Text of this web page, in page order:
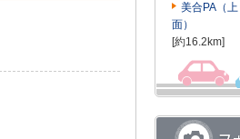
美合PA（
面）
[約16.2km]